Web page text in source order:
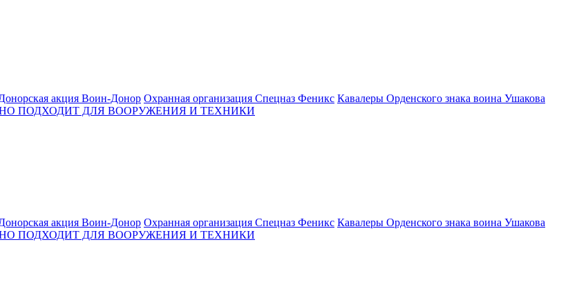
акция Воин-Донор Охранная организация Спецназ Феникс Кавалеры Орденского знака воина Ушакова
ПОДХОДИТ ДЛЯ ВООРУЖЕНИЯ И ТЕХНИКИ
акция Воин-Донор Охранная организация Спецназ Феникс Кавалеры Орденского знака воина Ушакова
ПОДХОДИТ ДЛЯ ВООРУЖЕНИЯ И ТЕХНИКИ